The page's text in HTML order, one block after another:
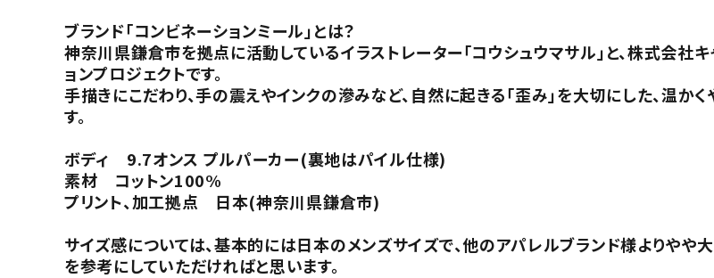
ブランド「コンビネーションミール」とは？
神奈川県鎌倉市を拠点に活動しているイラストレーター「コウシュウマサル」と、株式会社
ョンプロジェクトです。
手描きにこだわり、手の震えやインクの滲みなど、自然に起きる「歪み」を大切にした、温
す。
ボディ 9.7オンス プルパーカー(裏地はパイル仕様)
素材 コットン100%
プリント、加工拠点 日本(神奈川県鎌倉市)
サイズ感については、基本的には日本のメンズサイズで、他のアパレルブランド様よりや
を参考にしていただければと思います。